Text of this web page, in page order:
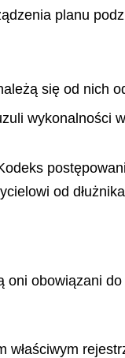
planu
się od nich
wykonalności
od
obowiązani